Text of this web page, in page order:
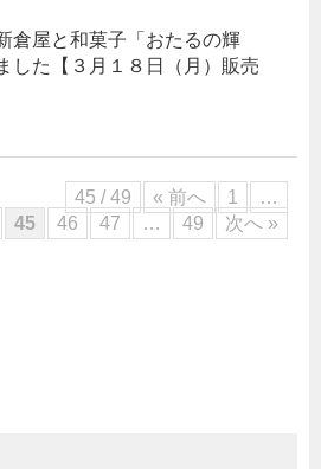
倉屋と和菓子「おたるの輝
した【３月１８日（月）販売
45 / 49 « 前へ 1
…
45 46 47 … 49 次へ »